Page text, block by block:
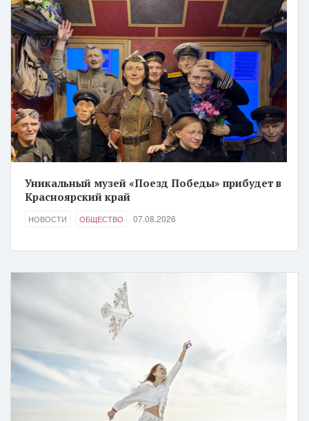
Уникальный музей «Поезд Победы» прибудет в
Красноярский край
НОВОСТИ ОБЩЕСТВО 07.08.2026